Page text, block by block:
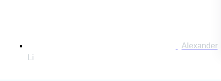
Alexander
Li